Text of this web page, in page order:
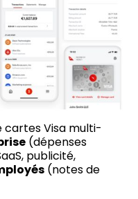
cartes Visa multi-
(dépenses
publicité,
(notes de